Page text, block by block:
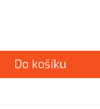
Do košíku